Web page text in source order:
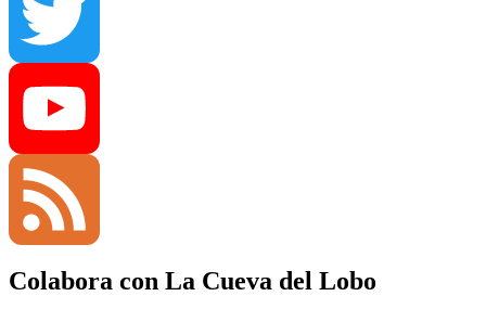
Tumblr
Twitter
YouTube
Channel
Feed
Colabora con La Cueva del Lobo